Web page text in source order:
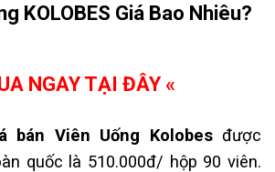
KOLOBES Giá Bao Nhiêu?
NGAY TẠI ĐÂY «
bán Viên Uống Kolobes được
quốc là 510.000đ/ hộp 90 viên.